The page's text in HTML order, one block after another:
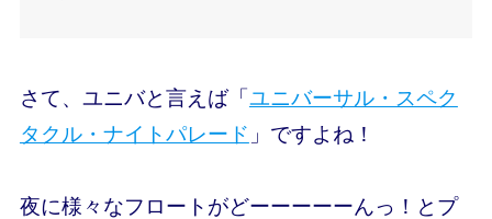
さて、ユニバと言えば「ユニバーサル・スペク
タクル・ナイトパレード 」ですよね！
夜に様々なフロートがどーーーーーんっ！ とプ